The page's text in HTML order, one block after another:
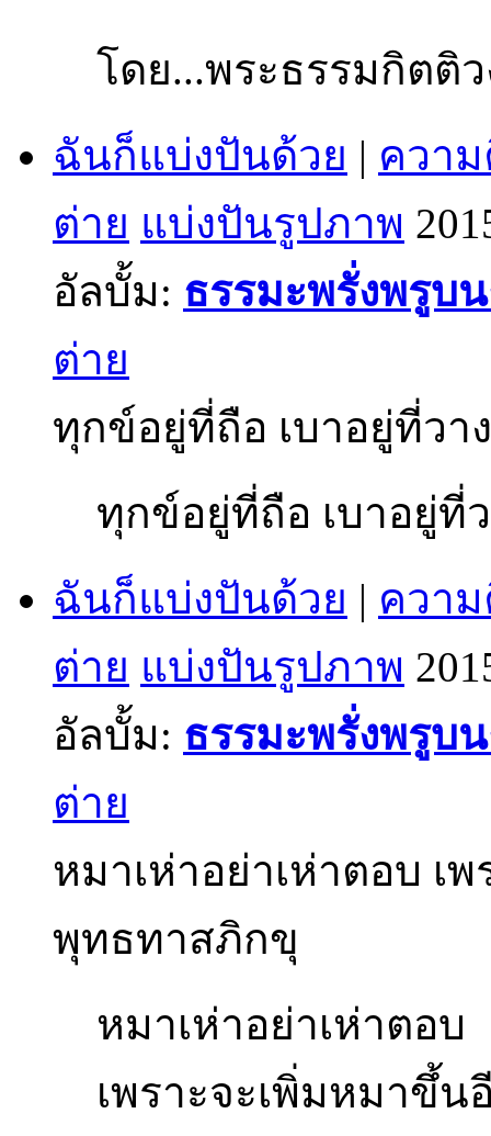
โดย...พระธรรมกิตติ
ฉันก็แบ่งปันด้วย | ควา
ต่าย แบ่งปันรูปภาพ
อัลบั้ม: ธรรมะพรั่งพรูบ
ต่าย
ทุกข์อยู่ที่ถือ เบาอยู่ที่วาง
ทุกข์อยู่ที่ถือ เบาอยู่ที่
ฉันก็แบ่งปันด้วย | ควา
ต่าย แบ่งปันรูปภาพ
อัลบั้ม: ธรรมะพรั่งพรูบ
ต่าย
หมาเห่าอย่าเห่าตอบ เ
พุทธทาสภิกขุ
หมาเห่าอย่าเห่าตอบ
เพราะจะเพิ่มหมาขึ้น